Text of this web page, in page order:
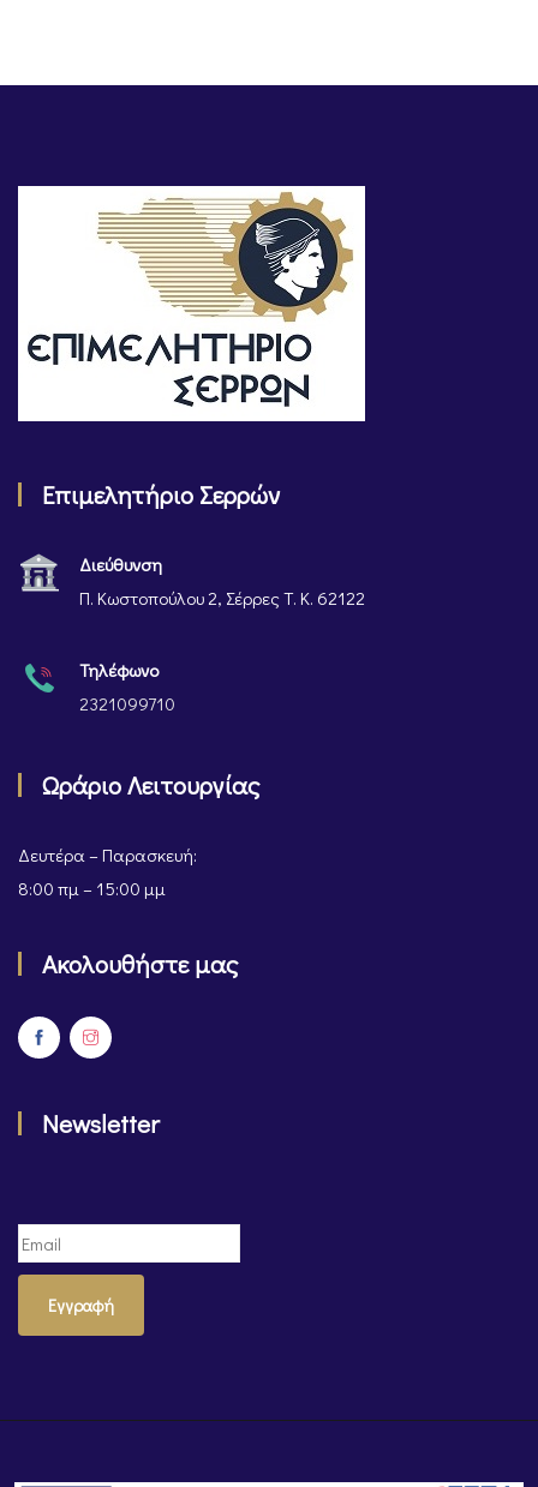
Επιμελητήριο Σερρών
Διεύθυνση
Π. Κωστοπούλου 2, Σέρρες Τ. Κ. 62122
Τηλέφωνο
2321099710
Ωράριο Λειτουργίας
Δευτέρα – Παρασκευή:
8:00 πμ – 15:00 μμ
Ακολουθήστε μας
Newsletter
Εγγραφή